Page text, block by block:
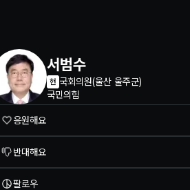
서범수
현 국회의원(울산 울주군)
국민의힘
응원해요
반대해요
팔로우